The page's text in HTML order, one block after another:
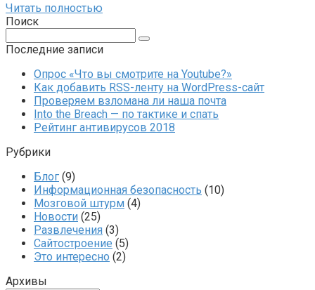
Читать полностью
Поиск
Последние записи
Опрос «Что вы смотрите на Youtube?»
Как добавить RSS-ленту на WordPress-сайт
Проверяем взломана ли наша почта
Into the Breach — по тактике и спать
Рейтинг антивирусов 2018
Рубрики
Блог (9)
Информационная безопасность (10)
Мозговой штурм (4)
Новости (25)
Развлечения (3)
Сайтостроение (5)
Это интересно (2)
Архивы